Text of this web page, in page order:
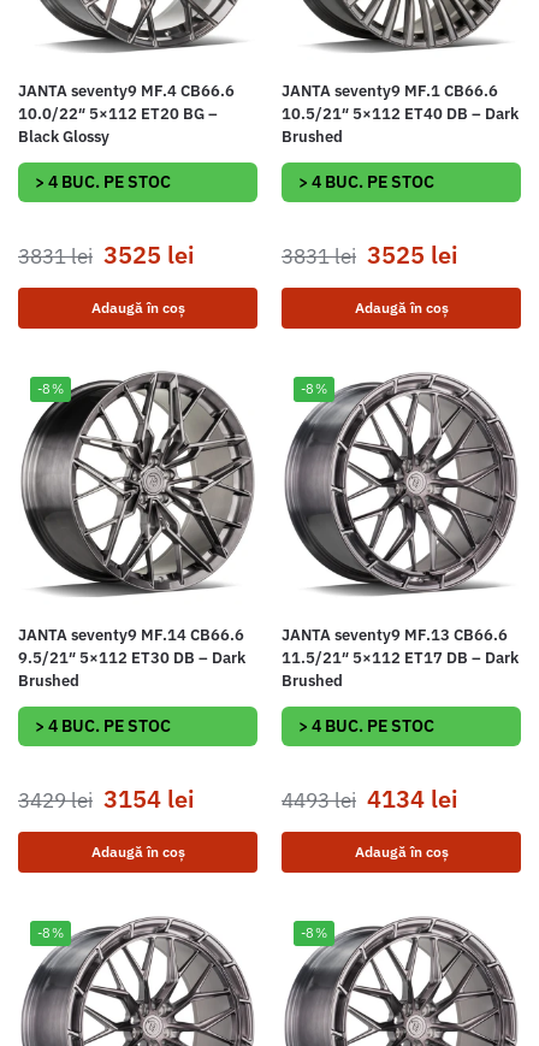
JANTA seventy9 MF.4 CB66.6
10.0/22″ 5×112 ET20 BG –
Black Glossy
> 4 BUC. PE STOC
3831lei 3525 lei
Adaugă în coș
JANTA seventy9 MF.1 CB66.6
10.5/21″ 5×112 ET40 DB – Dark
Brushed
> 4 BUC. PE STOC
3831lei 3525 lei
Adaugă în coș
-8%
JANTA seventy9 MF.14 CB66.6
9.5/21″ 5×112 ET30 DB – Dark
Brushed
> 4 BUC. PE STOC
3429lei 3154 lei
Adaugă în coș
-8%
JANTA seventy9 MF.13 CB66.6
11.5/21″ 5×112 ET17 DB – Dark
Brushed
> 4 BUC. PE STOC
4493lei 4134 lei
Adaugă în coș
-8% -8%